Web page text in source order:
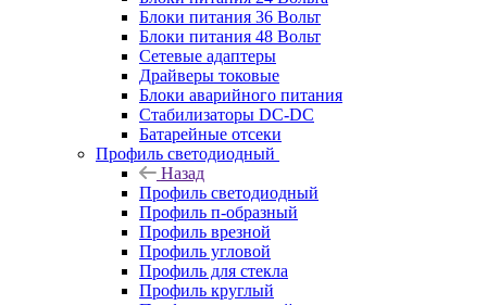
Блоки питания 36 Вольт
Блоки питания 48 Вольт
Сетевые адаптеры
Драйверы токовые
Блоки аварийного питания
Стабилизаторы DC-DC
Батарейные отсеки
Профиль светодиодный
Назад
Профиль светодиодный
Профиль п-образный
Профиль врезной
Профиль угловой
Профиль для стекла
Профиль круглый